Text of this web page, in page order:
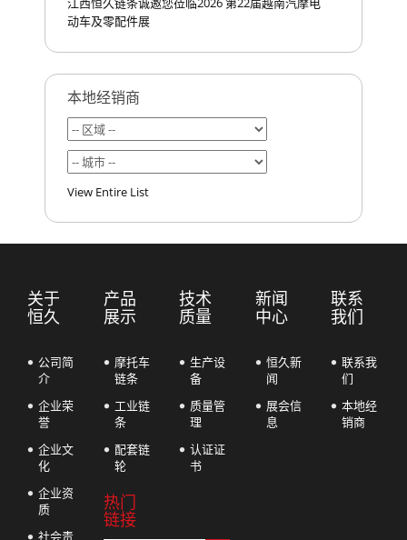
动车及零配件展
本地经销商
View Entire List
关于
恒久
公司简
介
企业荣
誉
企业文
化
企业资
质
社会责
产品
展示
摩托车
链条
工业链
条
配套链
轮
热门
链接
技术
质量
生产设
备
质量管
理
认证证
书
新闻
中心
恒久新
闻
展会信
息
联系
我们
联系我
们
本地经
销商